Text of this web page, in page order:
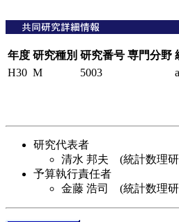
年度 研究種別 研究番号 専門分野
H30 M 5003 a
研究代表者
清水 邦夫 (統計数理
予算執行責任者
金藤 浩司 (統計数理